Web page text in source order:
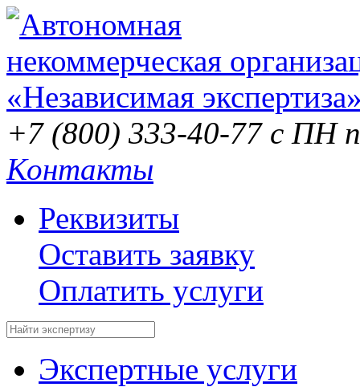
+7 (800) 333-40-77 с ПН
Контакты
Реквизиты
Оставить заявку
Оплатить услуги
Экспертные услуги